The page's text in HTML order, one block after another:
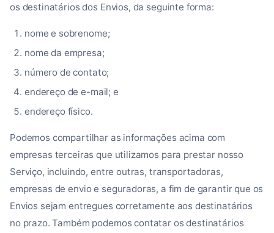
os destinatários dos Envios, da seguinte forma:
nome e sobrenome;
nome da empresa;
número de contato;
endereço de e-mail; e
endereço físico.
Podemos compartilhar as informações acima com
empresas terceiras que utilizamos para prestar nosso
Serviço, incluindo, entre outras, transportadoras,
empresas de envio e seguradoras, a fim de garantir que os
Envios sejam entregues corretamente aos destinatários
no prazo. Também podemos contatar os destinatários